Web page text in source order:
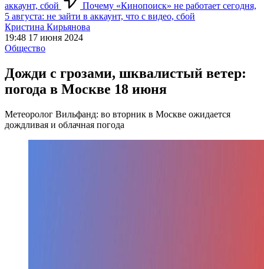
аккаунт, сбой
Почему «Кинопоиск» не работает сегодня,
5 августа: не зайти в аккаунт, что с видео, сбой
Кристина Кирьянова
19:48 17 июня 2024
Общество
Дожди с грозами, шквалистый ветер:
погода в Москве 18 июня
Метеоролог Вильфанд: во вторник в Москве ожидается
дождливая и облачная погода